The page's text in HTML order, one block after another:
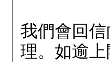
我們會回
理。如逾